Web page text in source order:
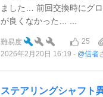
ました… 前回交換時にグ
が良くなかった… ...
難易度 25
2026年2月20日 16:19
@信者
ステアリングシャフト